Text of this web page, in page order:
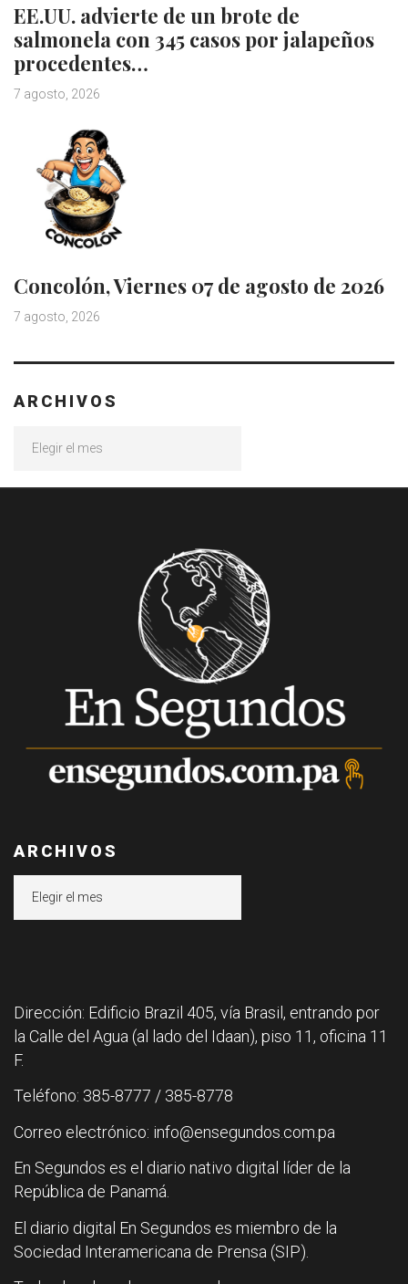
EE.UU. advierte de un brote de
salmonela con 345 casos por jalapeños
procedentes…
7 agosto, 2026
Concolón, Viernes 07 de agosto de 2026
7 agosto, 2026
ARCHIVOS
ARCHIVOS
Dirección: Edificio Brazil 405, vía Brasil, entrando por
la Calle del Agua (al lado del Idaan), piso 11, oficina 11
F.
Teléfono: 385-8777 / 385-8778
Correo electrónico: info@ensegundos.com.pa
En Segundos es el diario nativo digital líder de la
República de Panamá.
El diario digital En Segundos es miembro de la
Sociedad Interamericana de Prensa (SIP).